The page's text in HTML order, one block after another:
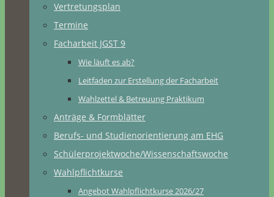
Vertretungsplan
Termine
Facharbeit JGST 9
Wie läuft es ab?
Leitfaden zur Erstellung der Facharbeit
Wahlzettel & Betreuung Praktikum
Anträge & Formblätter
Berufs- und Studienorientierung am EHG
Schülerprojektwoche/Wissenschaftswoche
Wahlpflichtkurse
Angebot Wahlpflichtkurse 2026/27